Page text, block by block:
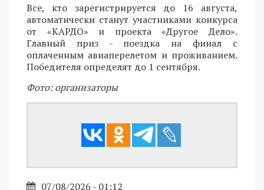
Все, кто зарегистрируется до 16 августа,
автоматически станут участниками конкурса
от «КАРДО» и проекта «Другое Дело».
Главный приз - поездка на финал с
оплаченным авиаперелетом и проживанием.
Победителя определят до 1 сентября.
Фото: организаторы
07/08/2026 - 01:12